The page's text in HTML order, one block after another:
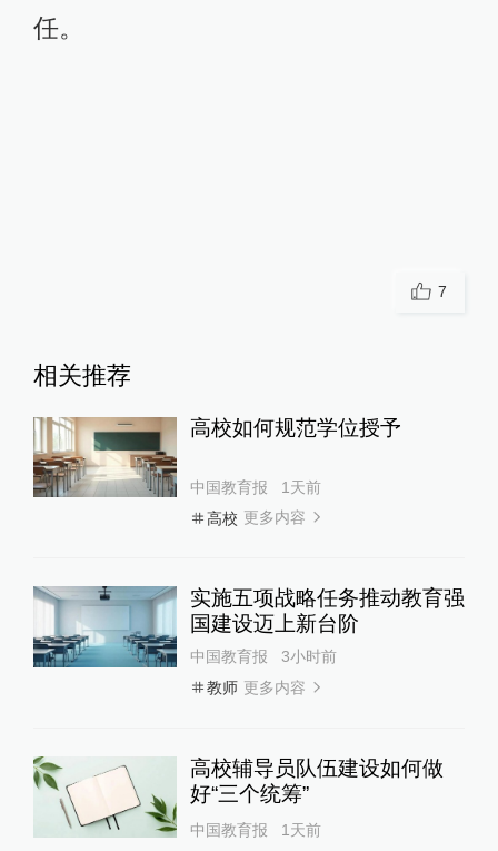
任。
7
相关推荐
高校如何规范学位授予
中国教育报
1天前
高校 更多内容
实施五项战略任务推动教育强
国建设迈上新台阶
中国教育报
3小时前
教师 更多内容
高校辅导员队伍建设如何做
好“三个统筹”
中国教育报 1天前